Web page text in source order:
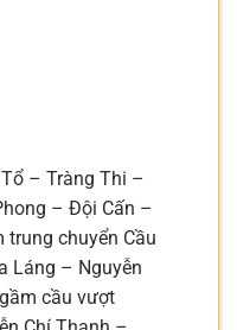
– Tràng Thi –
– Đội Cấn –
chuyển Cầu
Láng – Nguyễn
cầu vượt